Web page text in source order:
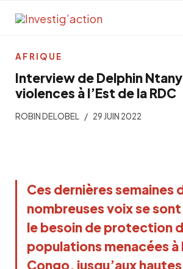
Interview de Delphin
violences à l’Est de la RDC
ROBIN DELOBEL 29 JUIN 2022
Ces dernières semaines
nombreuses voix se
le besoin de protection
populations menacées à
Congo, jusqu’aux
AFRIQUE